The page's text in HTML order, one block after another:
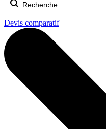
Devis comparatif